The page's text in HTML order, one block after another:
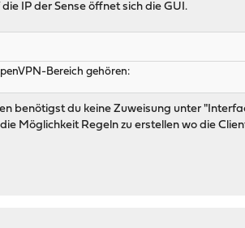
IP der Sense öffnet sich die GUI.
Bereich gehören:
benötigst du keine Zuweisung unter
Möglichkeit Regeln zu erstellen wo die